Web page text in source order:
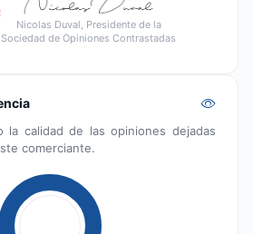
Nicolas Duval, Presidente de la
Sociedad de Opiniones Contrastadas
la calidad de las opiniones dejadas
comerciante.